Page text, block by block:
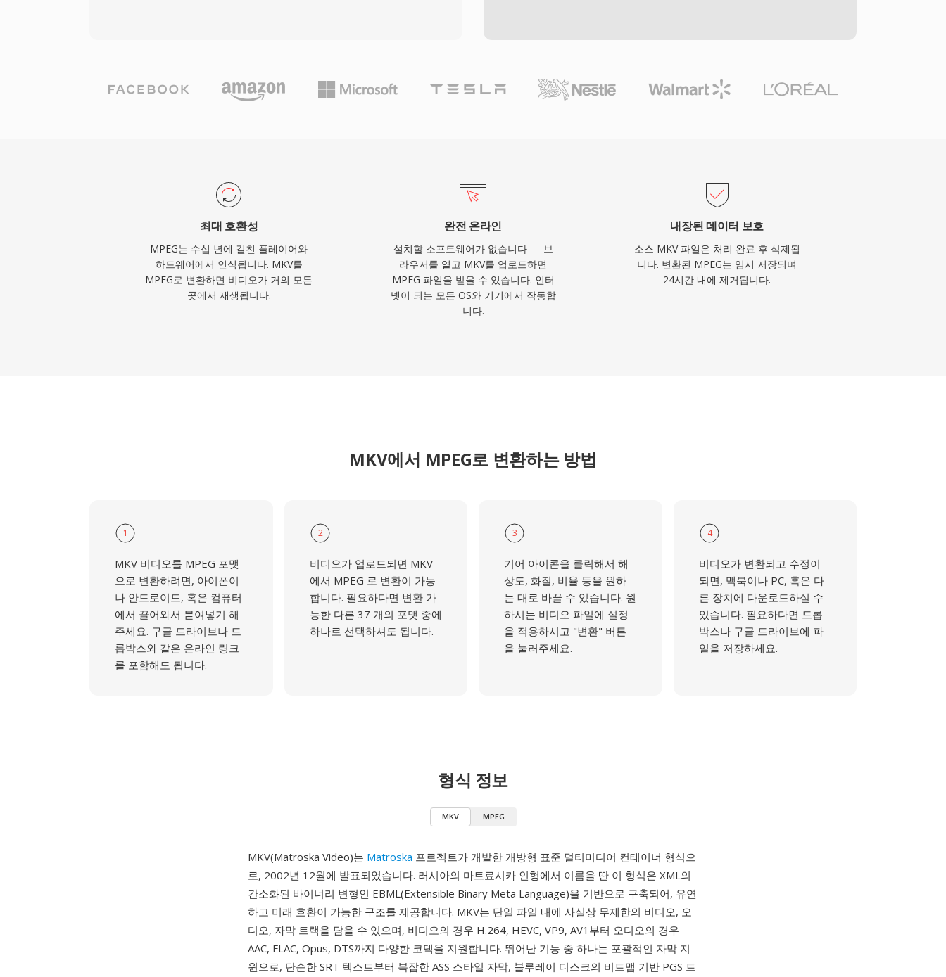
이브의 데이터 처리량에 맞추기 위해 특별히 선택되었으며, 1990년대
초 소비자에게 디지털 비디오를 가져다 준 Video CD 형식을 가능하게
디오 코덱이 따르는 아키텍처 템플릿을 확립했습니다. 압축 효율 면에
서 오래전에 초월되었지만, MPEG-1은 사실상 모든 미디어 소프트웨
어에서 여전히 지원됩니다.
최대 호환성
MPEG는 수십 년에 걸친 플레이어와
하드웨어에서 인식됩니다. MKV를
MPEG로 변환하면 비디오가 거의 모든
곳에서 재생됩니다.
완전 온라인
설치할 소프트웨어가 없습니다 — 브
라우저를 열고 MKV를 업로드하면
MPEG 파일을 받을 수 있습니다. 인터
넷이 되는 모든 OS와 기기에서 작동합
니다.
내장된 데이터 보호
소스 MKV 파일은 처리 완료 후 삭제됩
니다. 변환된 MPEG는 임시 저장되며
24시간 내에 제거됩니다.
MKV에서 MPEG로 변환하는 방법
1
MKV 비디오를 MPEG 포맷
으로 변환하려면, 아이폰이
나 안드로이드, 혹은 컴퓨터
에서 끌어와서 붙여넣기 해
주세요. 구글 드라이브나 드
롭박스와 같은 온라인 링크
를 포함해도 됩니다.
2
비디오가 업로드되면 MKV
에서 MPEG 로 변환이 가능
합니다. 필요하다면 변환 가
능한 다른 37 개의 포맷 중에
하나로 선택하셔도 됩니다.
3
기어 아이콘을 클릭해서 해
상도, 화질, 비율 등을 원하
는 대로 바꿀 수 있습니다. 원
하시는 비디오 파일에 설정
을 적용하시고 "변환" 버튼
을 눌러주세요.
4
비디오가 변환되고 수정이
되면, 맥북이나 PC, 혹은 다
른 장치에 다운로드하실 수
있습니다. 필요하다면 드롭
박스나 구글 드라이브에 파
일을 저장하세요.
형식 정보
MKV MPEG
MKV(Matroska Video)는 Matroska 프로젝트가 개발한 개방형 표준 멀티미디어 컨테이너 형식으
로, 2002년 12월에 발표되었습니다. 러시아의 마트료시카 인형에서 이름을 딴 이 형식은 XML의
간소화된 바이너리 변형인 EBML(Extensible Binary Meta Language)을 기반으로 구축되어, 유연
하고 미래 호환이 가능한 구조를 제공합니다. MKV는 단일 파일 내에 사실상 무제한의 비디오, 오
디오, 자막 트랙을 담을 수 있으며, 비디오의 경우 H.264, HEVC, VP9, AV1부터 오디오의 경우
AAC, FLAC, Opus, DTS까지 다양한 코덱을 지원합니다. 뛰어난 기능 중 하나는 포괄적인 자막 지
원으로, 단순한 SRT 텍스트부터 복잡한 ASS 스타일 자막, 블루레이 디스크의 비트맵 기반 PGS 트